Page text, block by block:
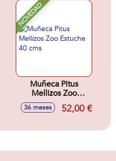
NOVEDAD
Muñeca Pitus
Mellizos Zoo
Estuche 40 cms
36 meses 52,00 €